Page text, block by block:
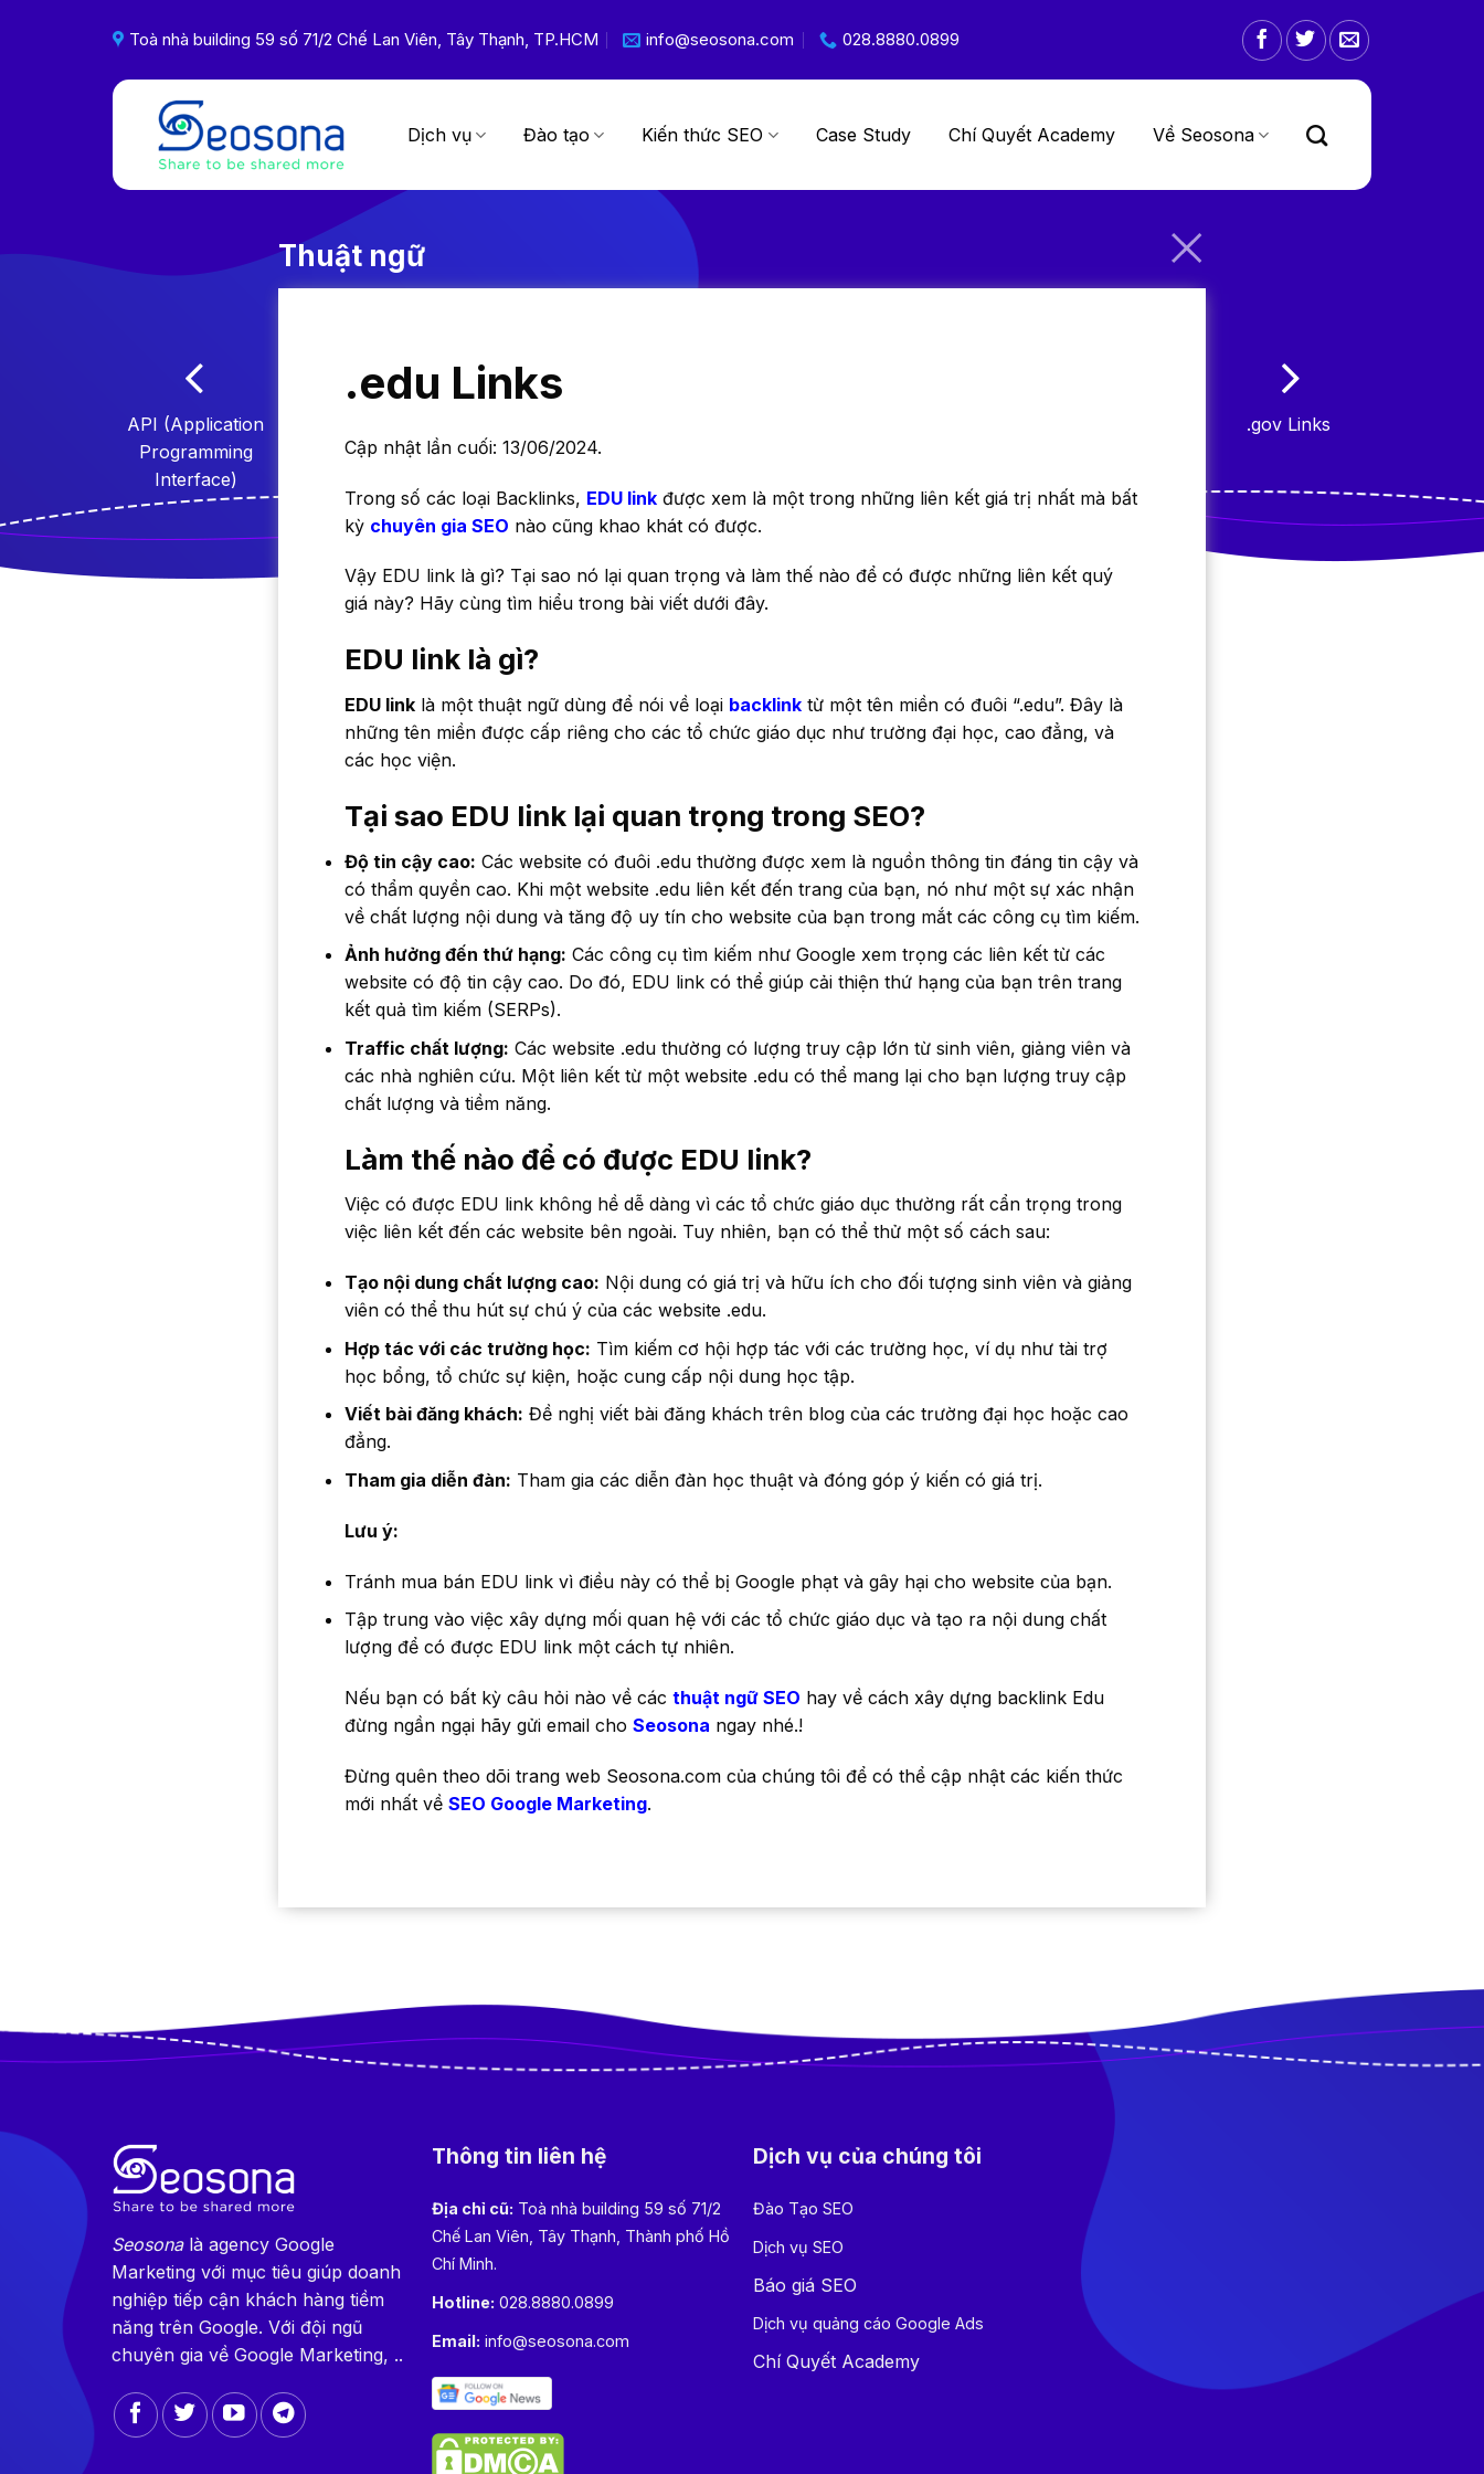
Toà nhà building 59 số 71/2 Chế Lan Viên, Tây Thạnh, TP.HCM info@seosona.com 028.8880.0899
Dịch vụ Đào tạo Kiến thức SEO Case Study Chí Quyết Academy Về Seosona
API (Application
Programming
Interface)
Thuật ngữ
.edu Links
Cập nhật lần cuối: 13/06/2024.
Trong số các loại Backlinks, EDU link được xem là một trong những liên kết giá trị nhất mà bất
kỳ chuyên gia SEO nào cũng khao khát có được.
Vậy EDU link là gì? Tại sao nó lại quan trọng và làm thế nào để có được những liên kết quý
giá này? Hãy cùng tìm hiểu trong bài viết dưới đây.
EDU link là gì?
EDU link là một thuật ngữ dùng để nói về loại backlink từ một tên miền có đuôi “.edu”. Đây là
những tên miền được cấp riêng cho các tổ chức giáo dục như trường đại học, cao đẳng, và
các học viện.
Tại sao EDU link lại quan trọng trong SEO?
Độ tin cậy cao: Các website có đuôi .edu thường được xem là nguồn thông tin đáng tin cậy và
có thẩm quyền cao. Khi một website .edu liên kết đến trang của bạn, nó như một sự xác nhận
về chất lượng nội dung và tăng độ uy tín cho website của bạn trong mắt các công cụ tìm kiếm.
Ảnh hưởng đến thứ hạng: Các công cụ tìm kiếm như Google xem trọng các liên kết từ các
website có độ tin cậy cao. Do đó, EDU link có thể giúp cải thiện thứ hạng của bạn trên trang
kết quả tìm kiếm (SERPs).
Traffic chất lượng: Các website .edu thường có lượng truy cập lớn từ sinh viên, giảng viên và
các nhà nghiên cứu. Một liên kết từ một website .edu có thể mang lại cho bạn lượng truy cập
chất lượng và tiềm năng.
Làm thế nào để có được EDU link?
Việc có được EDU link không hề dễ dàng vì các tổ chức giáo dục thường rất cẩn trọng trong
việc liên kết đến các website bên ngoài. Tuy nhiên, bạn có thể thử một số cách sau:
Tạo nội dung chất lượng cao: Nội dung có giá trị và hữu ích cho đối tượng sinh viên và giảng
viên có thể thu hút sự chú ý của các website .edu.
Hợp tác với các trường học: Tìm kiếm cơ hội hợp tác với các trường học, ví dụ như tài trợ
học bổng, tổ chức sự kiện, hoặc cung cấp nội dung học tập.
Viết bài đăng khách: Đề nghị viết bài đăng khách trên blog của các trường đại học hoặc cao
đẳng.
Tham gia diễn đàn: Tham gia các diễn đàn học thuật và đóng góp ý kiến có giá trị.
Lưu ý:
Tránh mua bán EDU link vì điều này có thể bị Google phạt và gây hại cho website của bạn.
Tập trung vào việc xây dựng mối quan hệ với các tổ chức giáo dục và tạo ra nội dung chất
lượng để có được EDU link một cách tự nhiên.
Nếu bạn có bất kỳ câu hỏi nào về các thuật ngữ SEO hay về cách xây dựng backlink Edu
đừng ngần ngại hãy gửi email cho Seosona ngay nhé.!
Đừng quên theo dõi trang web Seosona.com của chúng tôi để có thể cập nhật các kiến thức
mới nhất về SEO Google Marketing.
.gov Links
Seosonalà agency Google
Marketing với mục tiêu giúp doanh
nghiệp tiếp cận khách hàng tiềm
năng trên Google. Với đội ngũ
chuyên gia về Google Marketing, ..
Thông tin liên hệ
Địa chỉ cũ: Toà nhà building 59 số 71/2
Chế Lan Viên, Tây Thạnh, Thành phố Hồ
Chí Minh.
Hotline: 028.8880.0899
Email: info@seosona.com
Dịch vụ của chúng tôi
Đào Tạo SEO
Dịch vụ SEO
Báo giá SEO
Dịch vụ quảng cáo Google Ads
Chí Quyết Academy